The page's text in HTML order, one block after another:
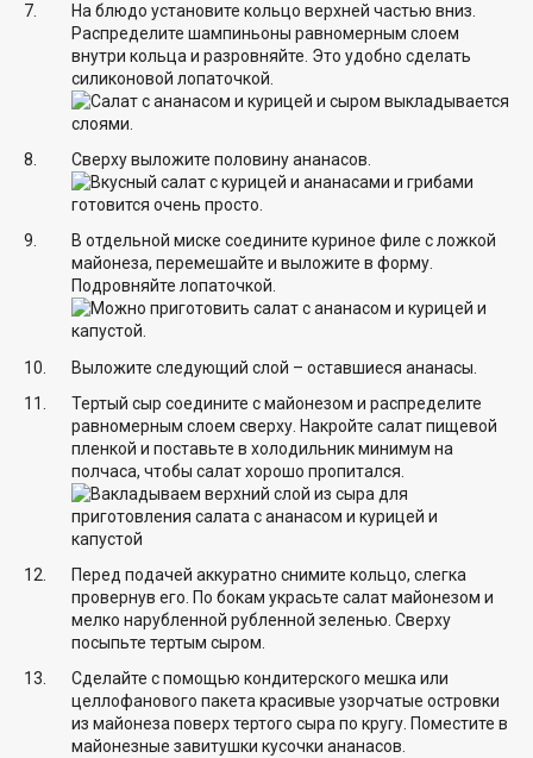
На блюдо установите кольцо верхней частью вниз.
Распределите шампиньоны равномерным слоем
внутри кольца и разровняйте. Это удобно сделать
силиконовой лопаточкой.
Сверху выложите половину ананасов.
В отдельной миске соедините куриное филе с ложкой
майонеза, перемешайте и выложите в форму.
Подровняйте лопаточкой.
Выложите следующий слой – оставшиеся ананасы.
Тертый сыр соедините с майонезом и распределите
равномерным слоем сверху. Накройте салат пищевой
пленкой и поставьте в холодильник минимум на
полчаса, чтобы салат хорошо пропитался.
Перед подачей аккуратно снимите кольцо, слегка
провернув его. По бокам украсьте салат майонезом и
мелко нарубленной рубленной зеленью. Сверху
посыпьте тертым сыром.
Сделайте с помощью кондитерского мешка или
целлофанового пакета красивые узорчатые островки
из майонеза поверх тертого сыра по кругу. Поместите в
майонезные завитушки кусочки ананасов.